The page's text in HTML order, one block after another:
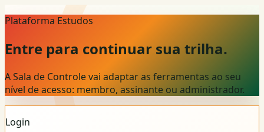
Plataforma Estudos
Entre para continuar sua trilha.
A Sala de Controle vai adaptar as ferramentas ao seu
nível de acesso: membro, assinante ou administrador.
Login